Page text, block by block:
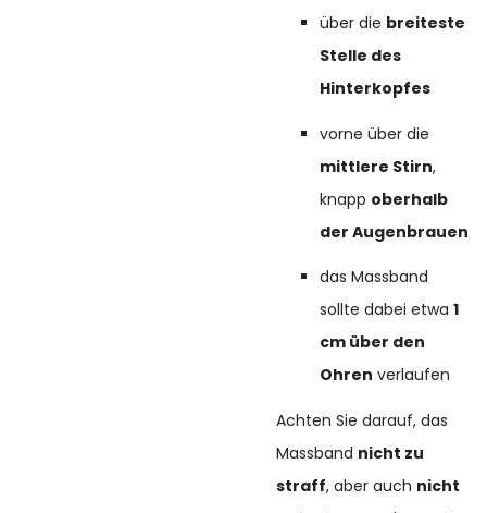
über die breiteste
Stelle des
Hinterkopfes
vorne über die
mittlere Stirn,
knapp oberhalb
der Augenbrauen
das Massband
sollte dabei etwa1
cm über den
Ohren verlaufen
Achten Sie darauf, das
Massband nicht zu
straff, aber auch nicht